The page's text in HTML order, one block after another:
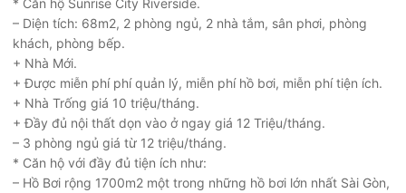
– Diện tích: 68m2, 2 phòng ngủ, 2 nhà tắm, sân phơi, phòng
khách, phòng bếp.
+ Nhà Mới.
+ Được miễn phí phí quản lý, miễn phí hồ bơi, miễn phí tiện ích.
+ Nhà Trống giá 10 triệu/tháng.
+ Đầy đủ nội thất dọn vào ở ngay giá 12 Triệu/tháng.
– 3 phòng ngủ giá từ 12 triệu/tháng.
* Căn hộ với đầy đủ tiện ích như:
– Hồ Bơi rộng 1700m2 một trong những hồ bơi lớn nhất Sài Gòn,